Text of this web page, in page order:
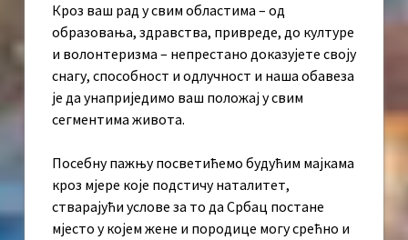
Кроз ваш рад у свим областима – од
образовања, здравства, привреде, до културе
и волонтеризма – непрестано доказујете своју
снагу, способност и одлучност и наша обавеза
је да унаприједимо ваш положај у свим
сегментима живота.
Посебну пажњу посветићемо будућим мајкама
кроз мјере које подстичу наталитет,
стварајући услове за то да Србац постане
мјесто у којем жене и породице могу срећно и